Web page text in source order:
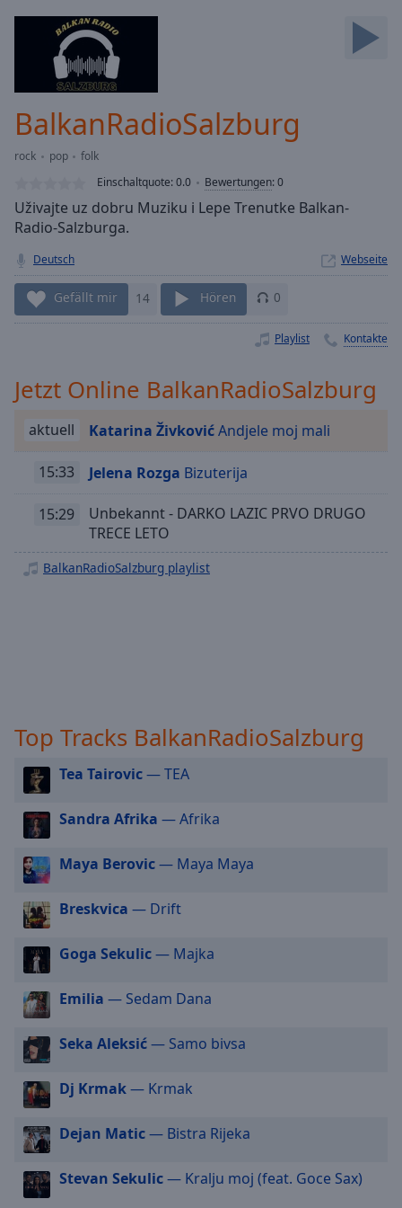
Loaded :
Stream
TypeLIVE
live,
currently
behind
LIVE
Remaining
1x
Rate
Chapters
descriptions
subtitles
settings
dialog
subtitles
off
selected
Audio
Track
Picture-
Picture
Fullscreen
This
modal
window.
Beginning
dialog
window.
Escape
BalkanRadioSalzburg
rock pop
folk
Einschaltquote:0.0 Bewertungen:0
Uživajte uz dobru Muziku i Lepe Trenutke Balkan-
Radio-Salzburga.
Deutsch Webseite
Gefällt mir 14 Hören 0
Playlist Kontakte
Jetzt Online BalkanRadioSalzburg
aktuell Katarina ŽivkovićAndjele moj mali
15:33 Jelena Rozga Bizuterija
15:29
Unbekannt - DARKO LAZIC PRVO DRUGO
TRECE LETO
BalkanRadioSalzburg playlist
Top Tracks BalkanRadioSalzburg
Tea Tairovic— TEA
Sandra Afrika — Afrika
Maya Berovic— Maya Maya
Breskvica — Drift
Goga Sekulic— Majka
Emilia — Sedam Dana
Seka Aleksić— Samo bivsa
Dj Krmak— Krmak
Dejan Matic— Bistra Rijeka
Stevan Sekulic— Kralju moj (feat. Goce Sax)